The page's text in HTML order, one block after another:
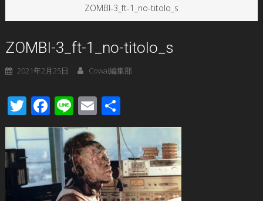
ZOMBI-3_ft-1_no-titolo_s
ZOMBI-3_ft-1_no-titolo_s
2021年2月25日 Cowai編集部
Twitter
Facebook
LineEmail
有